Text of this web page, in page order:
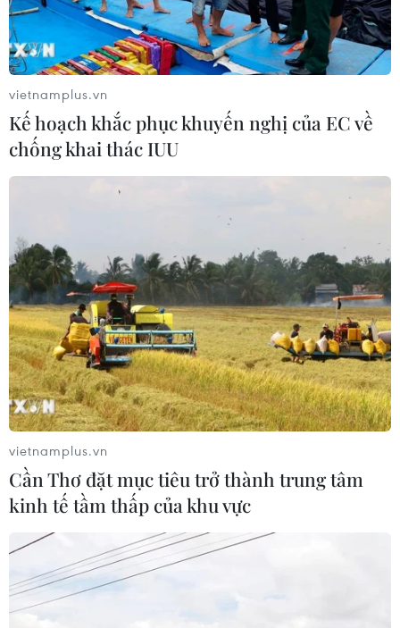
Bắc Bộ sẽ đón đợt rét vào dịp Tết
Nguyên Đán Ất Mùi
03/02/2015 09:54
Theo Trung tâm dự báo khí tượng thủy văn Trung ương,
vào khoảng 18-19/2 (tức 30 tháng Chạp hoặc mùng 1
Tết), khu vực Bắc Bộ sẽ đón một đợt không khí lạnh mới.
vietnamplus.vn
Kế hoạch khắc phục khuyến nghị của EC về
chống khai thác IUU
vietnamplus.vn
Cần Thơ đặt mục tiêu trở thành trung tâm
kinh tế tầm thấp của khu vực